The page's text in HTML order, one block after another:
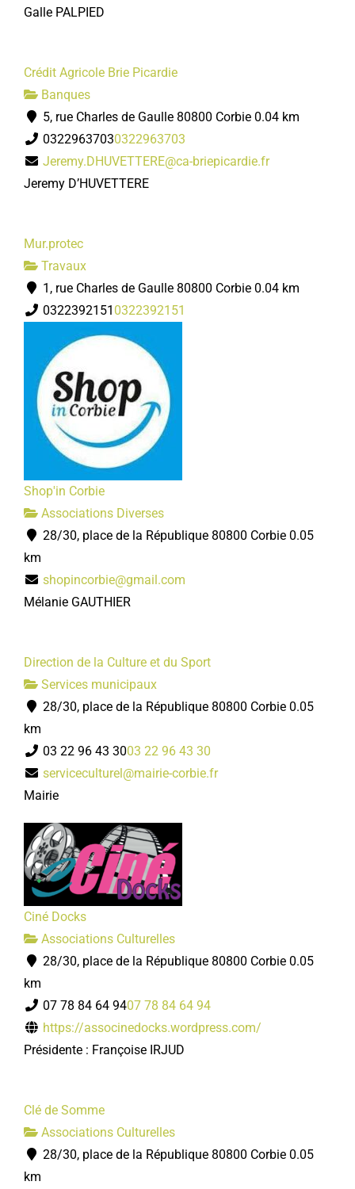
Galle PALPIED
Crédit Agricole Brie Picardie
Banques
5, rue Charles de Gaulle 80800 Corbie 0.04 km
03229637030322963703
Jeremy.DHUVETTERE@ca-briepicardie.fr
Jeremy D’HUVETTERE
Mur.protec
Travaux
1, rue Charles de Gaulle 80800 Corbie 0.04 km
0322392151 0322392151
Shop'in Corbie
Associations Diverses
28/30, place de la République 80800 Corbie 0.05
km
shopincorbie@gmail.com
Mélanie GAUTHIER
Direction de la Culture et du Sport
Services municipaux
28/30, place de la République 80800 Corbie 0.05
km
03 22 96 43 3003 22 96 43 30
serviceculturel@mairie-corbie.fr
Mairie
Ciné Docks
Associations Culturelles
28/30, place de la République 80800 Corbie 0.05
km
07 78 84 64 9407 78 84 64 94
https://associnedocks.wordpress.com/
Présidente : Françoise IRJUD
Clé de Somme
Associations Culturelles
28/30, place de la République 80800 Corbie 0.05
km